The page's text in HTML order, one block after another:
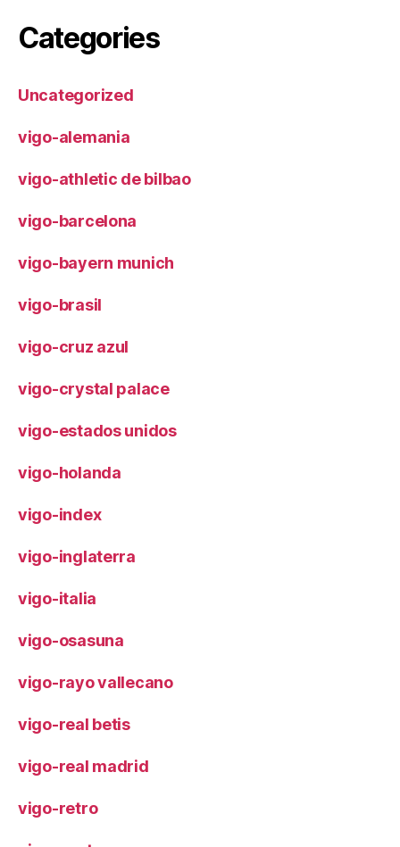
Categories
Uncategorized
vigo-alemania
vigo-athletic de bilbao
vigo-barcelona
vigo-bayern munich
vigo-brasil
vigo-cruz azul
vigo-crystal palace
vigo-estados unidos
vigo-holanda
vigo-index
vigo-inglaterra
vigo-italia
vigo-osasuna
vigo-rayo vallecano
vigo-real betis
vigo-real madrid
vigo-retro